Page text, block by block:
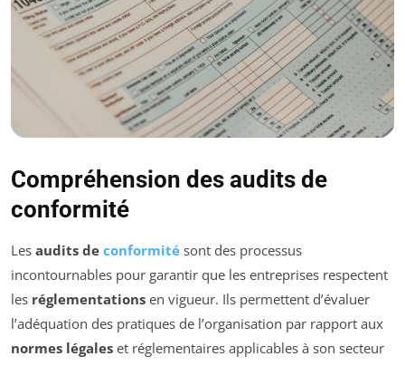
Compréhension des audits de
conformité
Les audits de conformité sont des processus
incontournables pour garantir que les entreprises respectent
les réglementations en vigueur. Ils permettent d’évaluer
l’adéquation des pratiques de l’organisation par rapport aux
normes légales et réglementaires applicables à son secteur